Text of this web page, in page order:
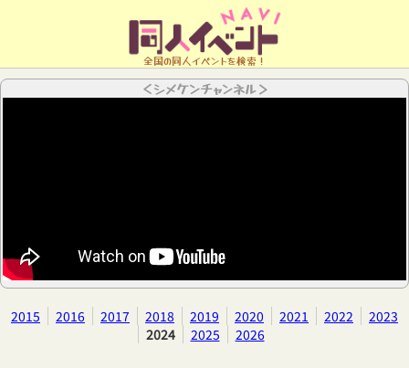
全国の同人イベントを検索！
＜シメケンチャンネル＞
2015 2016 2017 2018 2019 2020 2021 2022
2023
2024
2025 2026